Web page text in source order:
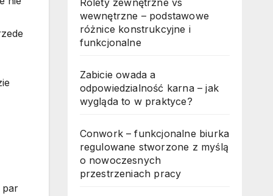
par
Rolety zewnętrzne vs
wewnętrzne – podstawowe
różnice konstrukcyjne i
funkcjonalne
Zabicie owada a
odpowiedzialność karna – jak
wygląda to w praktyce?
Conwork – funkcjonalne biurka
regulowane stworzone z myślą
o nowoczesnych
przestrzeniach pracy